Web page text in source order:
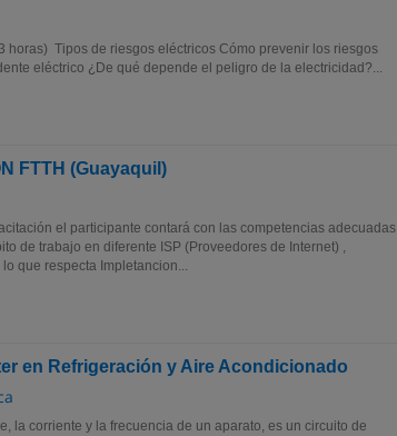
horas) Tipos de riesgos eléctricos Cómo prevenir los riesgos
eléctrico ¿De qué depende el peligro de la electricidad?...
FTTH (Guayaquil)
el participante contará con las competencias adecuadas
de trabajo en diferente ISP (Proveedores de Internet) ,
que respecta Impletancion...
en Refrigeración y Aire Acondicionado
la corriente y la frecuencia de un aparato, es un circuito de